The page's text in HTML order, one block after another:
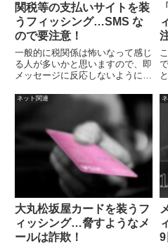
関税等の支払いサイトを装
うフィッシング…SMS な
ので要注意！
一般的に税関係は怖いなって感じ
る人が多いかと思いますので、即
メッセージに反応しないように注
ネット関連
大丸松坂屋カードを装うフ
ィッシング…脅すようなメ
ールは詐欺！
9